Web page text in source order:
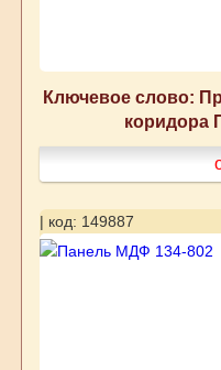
Ключевое слово:
коридора
| код: 149887